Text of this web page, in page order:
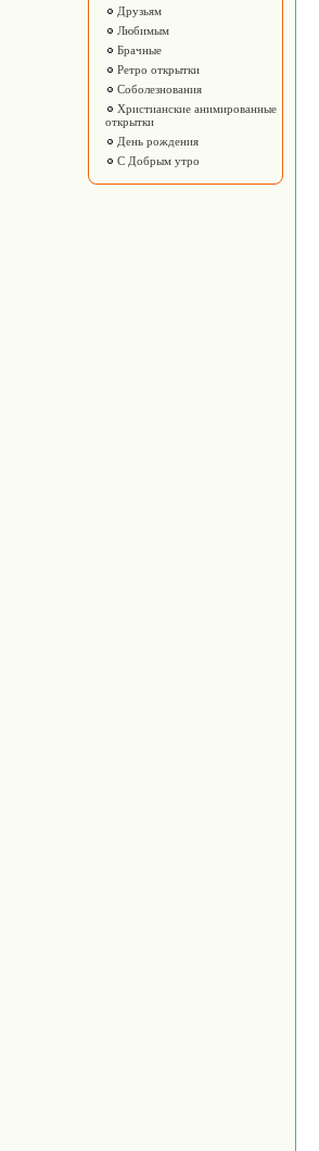
Друзьям
Любимым
Брачные
Ретро открытки
Соболезнования
Христианские анимированные
открытки
День рождения
С Добрым утро